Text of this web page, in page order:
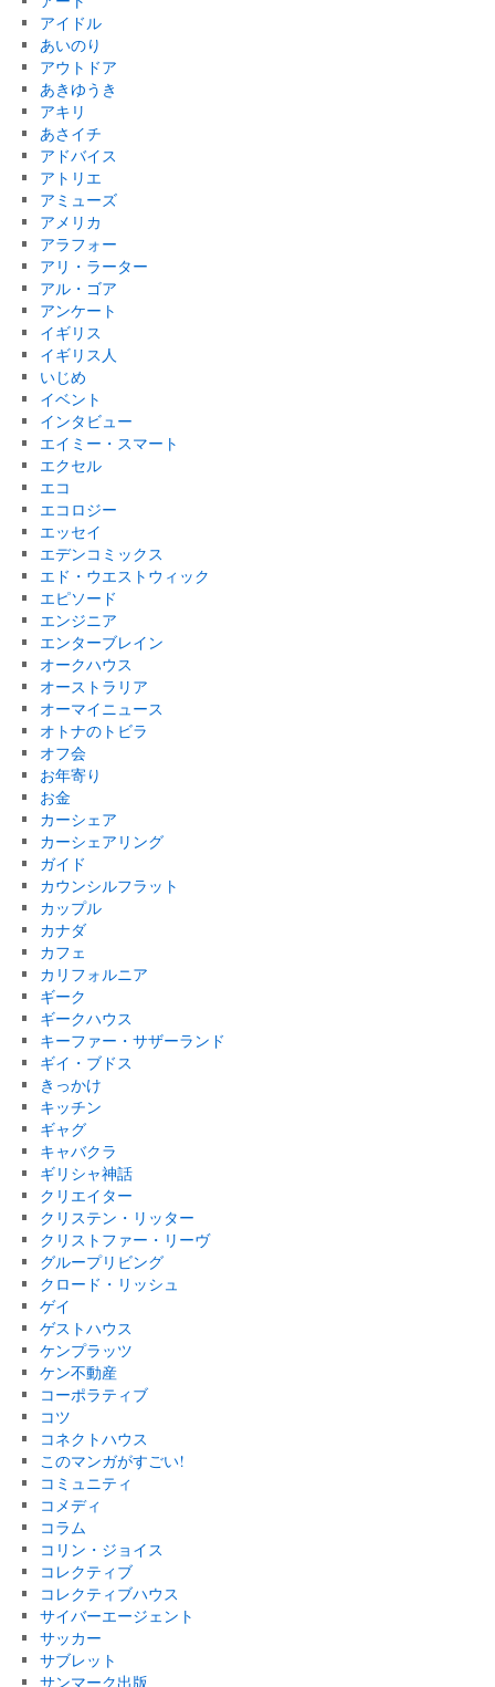
アイドル
あいのり
アウトドア
あきゆうき
アキリ
あさイチ
アドバイス
アトリエ
アミューズ
アメリカ
アラフォー
アリ・ラーター
アル・ゴア
アンケート
イギリス
イギリス人
いじめ
イベント
インタビュー
エイミー・スマート
エクセル
エコ
エコロジー
エッセイ
エデンコミックス
エド・ウエストウィック
エピソード
エンジニア
エンターブレイン
オークハウス
オーストラリア
オーマイニュース
オトナのトビラ
オフ会
お年寄り
お金
カーシェア
カーシェアリング
ガイド
カウンシルフラット
カップル
カナダ
カフェ
カリフォルニア
ギーク
ギークハウス
キーファー・サザーランド
ギイ・ブドス
きっかけ
キッチン
ギャグ
キャバクラ
ギリシャ神話
クリエイター
クリステン・リッター
クリストファー・リーヴ
グループリビング
クロード・リッシュ
ゲイ
ゲストハウス
ケンプラッツ
ケン不動産
コーポラティブ
コツ
コネクトハウス
このマンガがすごい!
コミュニティ
コメディ
コラム
コリン・ジョイス
コレクティブ
コレクティブハウス
サイバーエージェント
サッカー
サブレット
サンマーク出版